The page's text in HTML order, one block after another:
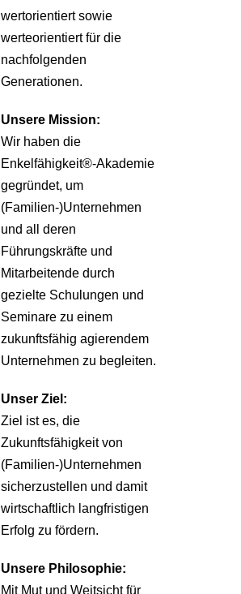
wertorientiert sowie
werteorientiert für die
nachfolgenden
Generationen.
Unsere Mission:
Wir haben die
Enkelfähigkeit®-Akademie
gegründet, um
(Familien-)Unternehmen
und all deren
Führungskräfte und
Mitarbeitende durch
gezielte Schulungen und
Seminare zu einem
zukunftsfähig agierendem
Unternehmen zu begleiten.
Unser Ziel:
Ziel ist es, die
Zukunftsfähigkeit von
(Familien-)Unternehmen
sicherzustellen und damit
wirtschaftlich langfristigen
Erfolg zu fördern.
Unsere Philosophie:
Mit Mut und Weitsicht für